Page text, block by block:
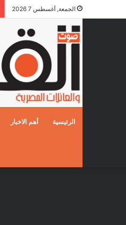
الجمعة, أغسطس 7 2026
الرئيسية أهم الاخبار